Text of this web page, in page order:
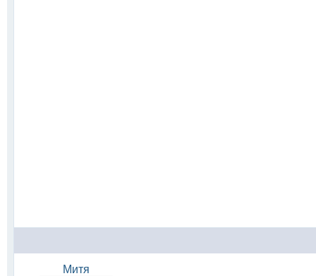
Митя